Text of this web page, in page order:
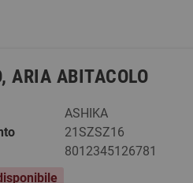
ARIA ABITACOLO
ASHIKA
21SZSZ16
8012345126781